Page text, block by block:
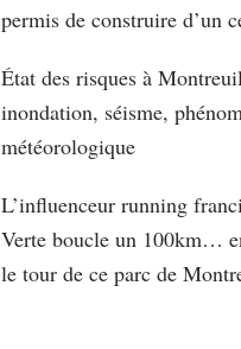
permis de construire d’un
État des risques à
inondation, séisme,
météorologique
L’influenceur running
Verte boucle un 100km…
le tour de ce parc de